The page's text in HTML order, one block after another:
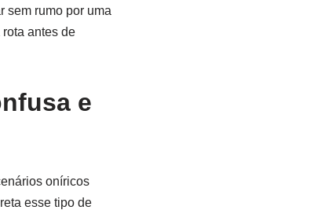
sem rumo por uma
antes de
e
oníricos
esse tipo de